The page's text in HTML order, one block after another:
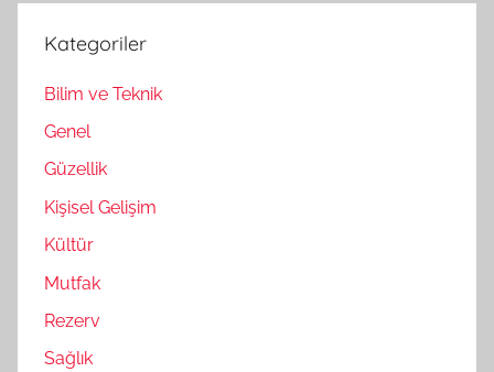
Kategoriler
Bilim ve Teknik
Genel
Güzellik
Kişisel Gelişim
Kültür
Mutfak
Rezerv
Sağlık